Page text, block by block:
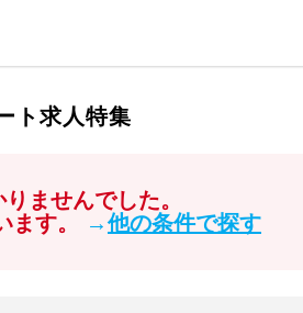
ト求人特集
ませんでした。
ます。
→他の条件で探す